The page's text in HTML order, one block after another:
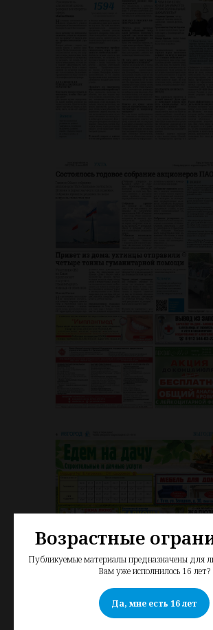
Возрастные
Публикуемые материалы предназначены для
Вам уже исполнилось 16 лет?
Да, мне есть 16 лет